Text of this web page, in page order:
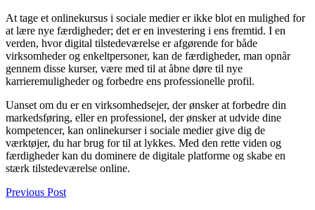
At tage et onlinekursus i sociale medier er ikke blot en mulighed for
at lære nye færdigheder; det er en investering i ens fremtid. I en
verden, hvor digital tilstedeværelse er afgørende for både
virksomheder og enkeltpersoner, kan de færdigheder, man opnår
gennem disse kurser, være med til at åbne døre til nye
karrieremuligheder og forbedre ens professionelle profil.
Uanset om du er en virksomhedsejer, der ønsker at forbedre din
markedsføring, eller en professionel, der ønsker at udvide dine
kompetencer, kan onlinekurser i sociale medier give dig de
værktøjer, du har brug for til at lykkes. Med den rette viden og
færdigheder kan du dominere de digitale platforme og skabe en
stærk tilstedeværelse online.
Previous Post